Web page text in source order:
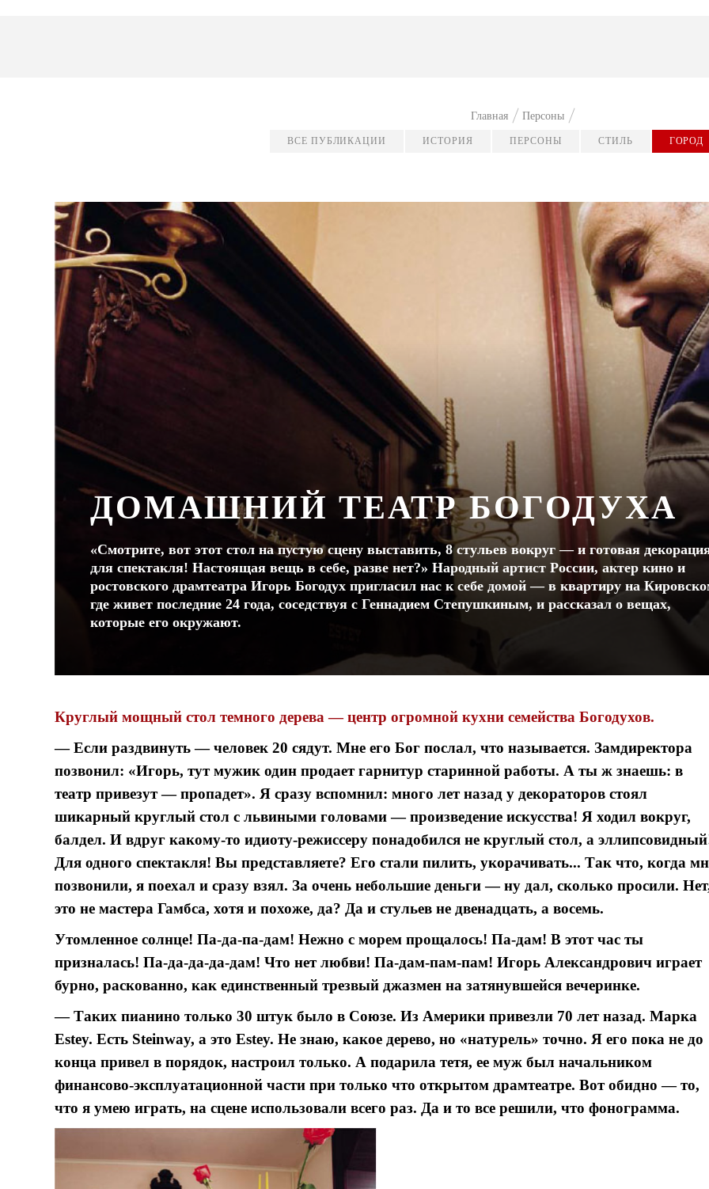
Главная Персоны
ВСЕ ПУБЛИКАЦИИ ИСТОРИЯ ПЕРСОНЫ СТИЛЬ ГОРОД
ДОМАШНИЙ ТЕАТР БОГОДУХА
«Смотрите, вот этот стол на пустую сцену выставить, 8 стульев вокруг — и готовая
для спектакля! Настоящая вещь в себе, разве нет?» Народный артист России, актер кино и
ростовского драмтеатра Игорь Богодух пригласил нас к себе домой — в квартиру на
где живет последние 24 года, соседствуя с Геннадием Степушкиным, и рассказал о вещах,
которые его окружают.
Круглый мощный стол темного дерева — центр огромной кухни семейства Богодухов.
— Если раздвинуть — человек 20 сядут. Мне его Бог послал, что называется. Замдиректора
позвонил: «Игорь, тут мужик один продает гарнитур старинной работы. А ты ж знаешь: в
театр привезут — пропадет». Я сразу вспомнил: много лет назад у декораторов стоял
шикарный круглый стол с львиными головами — произведение искусства! Я ходил вокруг,
балдел. И вдруг какому-то идиоту-режиссеру понадобился не круглый стол, а
Для одного спектакля! Вы представляете? Его стали пилить, укорачивать... Так что, когда
позвонили, я поехал и сразу взял. За очень небольшие деньги — ну дал, сколько просили.
это не мастера Гамбса, хотя и похоже, да? Да и стульев не двенадцать, а восемь.
Утомленное солнце! Па-да-па-дам! Нежно с морем прощалось! Па-дам! В этот час ты
призналась! Па-да-да-да-дам! Что нет любви! Па-дам-пам-пам! Игорь Александрович играет
бурно, раскованно, как единственный трезвый джазмен на затянувшейся вечеринке.
— Таких пианино только 30 штук было в Союзе. Из Америки привезли 70 лет назад. Марка
Estey. Есть Steinway, а это Estey. Не знаю, какое дерево, но «натурель» точно. Я его пока не до
конца привел в порядок, настроил только. А подарила тетя, ее муж был начальником
финансово-эксплуатационной части при только что открытом драмтеатре. Вот обидно — то,
что я умею играть, на сцене использовали всего раз. Да и то все решили, что фонограмма.